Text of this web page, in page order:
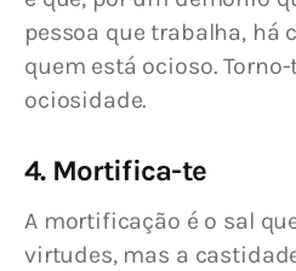
pessoa que trabalha, há
quem está ocioso.
ociosidade.
4. Mortifica-te
A mortificação é o sal
virtudes, mas a